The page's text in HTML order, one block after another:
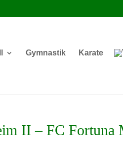
Gymnastik Karate
II – FC Fortuna